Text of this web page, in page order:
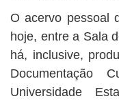
O acervo pessoal
hoje, entre a Sala
há, inclusive,
Documentação
Universidade